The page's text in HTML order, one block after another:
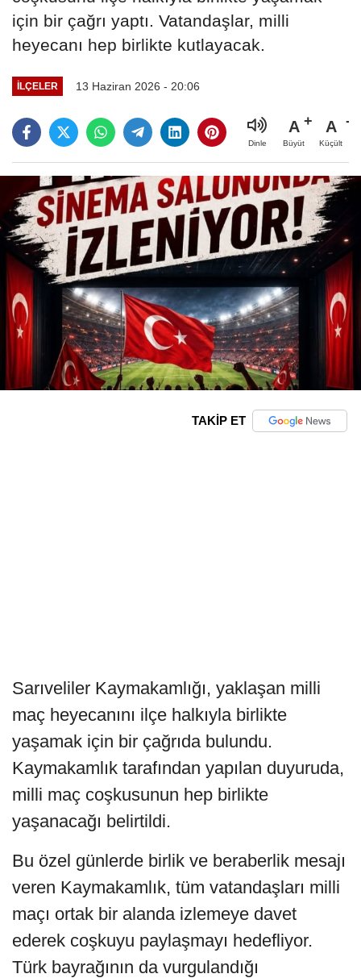
için bir çağrı yaptı. Vatandaşlar, milli
heyecanı hep birlikte kutlayacak.
İLÇELER 13 Haziran 2026 - 20:06
Dinle
A
Büyüt
A
Küçült
TAKİP ET
Sarıveliler Kaymakamlığı, yaklaşan milli
maç heyecanını ilçe halkıyla birlikte
yaşamak için bir çağrıda bulundu.
Kaymakamlık tarafından yapılan duyuruda,
milli maç coşkusunun hep birlikte
yaşanacağı belirtildi.
Bu özel günlerde birlik ve beraberlik mesajı
veren Kaymakamlık, tüm vatandaşları milli
maçı ortak bir alanda izlemeye davet
ederek coşkuyu paylaşmayı hedefliyor.
Türk bayrağının da vurgulandığı